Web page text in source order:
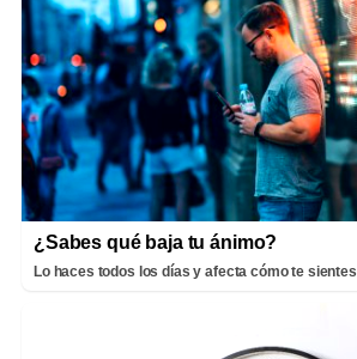
¿Sabes qué baja tu ánimo?
Lo haces todos los días y afecta cómo te sientes